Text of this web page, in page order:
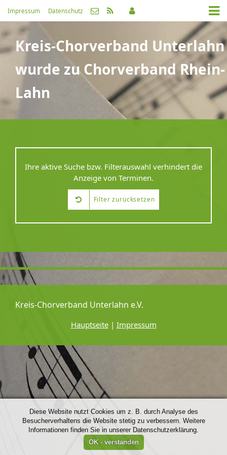
Impressum Datenschutz
Kreis-Chorverband Unterlahn
wurde zu Chorverband Rhein-
Lahn
Ihre aktive Suche bzw. Filterauswahl verhindert die
Anzeige von Terminen.
Filter zurücksetzen
Kreis-Chorverband Unterlahn e.V.
Hauptseite| Impressum
Diese Website nutzt Cookies um z. B. durch Analyse des
Besucherverhaltens die Website stetig zu verbessern. Weitere
Informationen finden Sie in unserer Datenschutzerklärung.